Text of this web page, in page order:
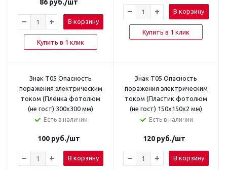
86 руб./шт
В корзину
Купить в 1 клик
В корзину
Купить в 1 клик
Знак T05 Опасность
поражения электрическим
током (Плёнка фотолюм
(не гост) 300х300 мм)
Есть в наличии
100 руб./шт
В корзину
Знак T05 Опасность
поражения электрическим
током (Пластик фотолюм
(не гост) 150х150х2 мм)
Есть в наличии
120 руб./шт
В корзину